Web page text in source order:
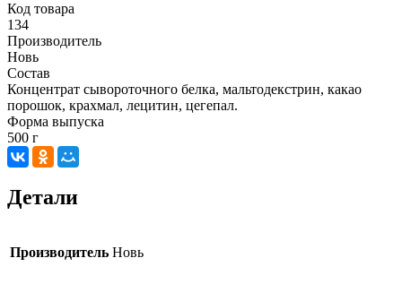
Код товара
134
Производитель
Новь
Состав
Концентрат сывороточного белка, мальтодекстрин, какао
порошок, крахмал, лецитин, цегепал.
Форма выпуска
500 г
Детали
Производитель Новь